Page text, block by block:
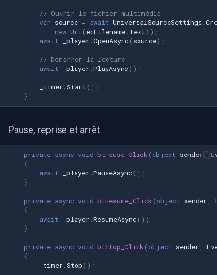
Eufy Security
Tenda
Mercusys
// Ouvrir le fichier multimédia
var source = await UniversalSourceSettings .
new Uri ( edFilename. Text));
await
_player .OpenAsync ( source);
// Démarrer la lecture
await
_player .PlayAsync ();
_timer .Start ();
}
Pause, reprise et arrêt
private async void btPause_Click (object sender,
{
await
_player .PauseAsync ();
}
private async void btResume_Click (object sender ,
{
await
_player .ResumeAsync ();
}
private async void btStop_Click (object sender ,
{
_timer .Stop ();